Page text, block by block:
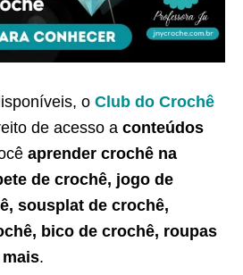
o Club do Crochê
de acesso a conteúdos
aprender crochê na
de crochê, jogo de
sousplat de crochê,
bico de crochê, roupas
.